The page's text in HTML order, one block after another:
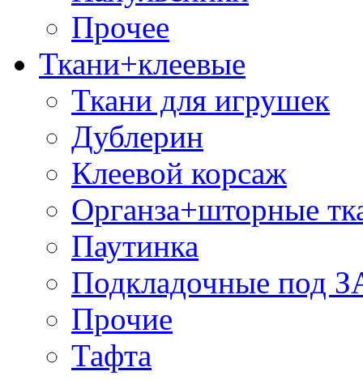
Прочее
Ткани+клеевые
Ткани для игрушек
Дублерин
Клеевой корсаж
Органза+шторные
Паутинка
Подкладочные под
Прочие
Тафта